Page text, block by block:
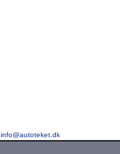
info@autoteket.dk